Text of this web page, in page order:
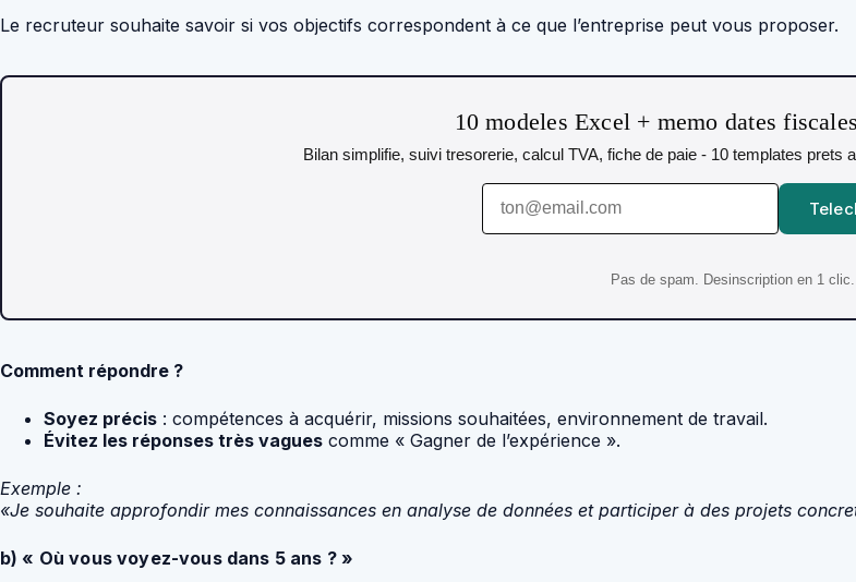
Le recruteur souhaite savoir si vos objectifs correspondent à ce que l’entreprise peut vous proposer.
10 modeles Excel + memo dates
Bilan simplifie, suivi tresorerie, calcul TVA, fiche de paie - 10 templates prets
Pas de spam. Desinscription en 1 clic.
Comment répondre ?
Soyez précis : compétences à acquérir, missions souhaitées, environnement de travail.
Évitez les réponses très vagues comme « Gagner de l’expérience ».
Exemple :
«Je souhaite approfondir mes connaissances en analyse de données et participer à des projets
b) « Où vous voyez-vous dans 5 ans ? »